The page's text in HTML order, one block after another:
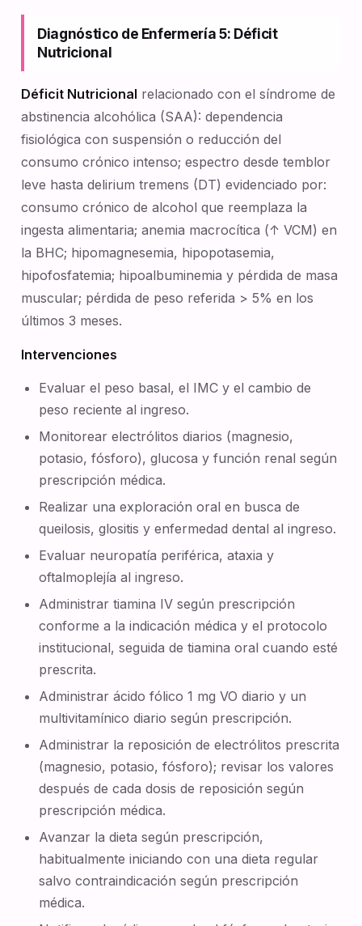
Diagnóstico de Enfermería 5: Déficit
Nutricional
Déficit Nutricional relacionado con el síndrome de
abstinencia alcohólica (SAA): dependencia
fisiológica con suspensión o reducción del
consumo crónico intenso; espectro desde temblor
leve hasta delirium tremens (DT) evidenciado por:
consumo crónico de alcohol que reemplaza la
ingesta alimentaria; anemia macrocítica (↑ VCM) en
la BHC; hipomagnesemia, hipopotasemia,
hipofosfatemia; hipoalbuminemia y pérdida de masa
muscular; pérdida de peso referida > 5% en los
últimos 3 meses.
Intervenciones
Evaluar el peso basal, el IMC y el cambio de
peso reciente al ingreso.
Monitorear electrólitos diarios (magnesio,
potasio, fósforo), glucosa y función renal según
prescripción médica.
Realizar una exploración oral en busca de
queilosis, glositis y enfermedad dental al ingreso.
Evaluar neuropatía periférica, ataxia y
oftalmoplejía al ingreso.
Administrar tiamina IV según prescripción
conforme a la indicación médica y el protocolo
institucional, seguida de tiamina oral cuando esté
prescrita.
Administrar ácido fólico 1 mg VO diario y un
multivitamínico diario según prescripción.
Administrar la reposición de electrólitos prescrita
(magnesio, potasio, fósforo); revisar los valores
después de cada dosis de reposición según
prescripción médica.
Avanzar la dieta según prescripción,
habitualmente iniciando con una dieta regular
salvo contraindicación según prescripción
médica.